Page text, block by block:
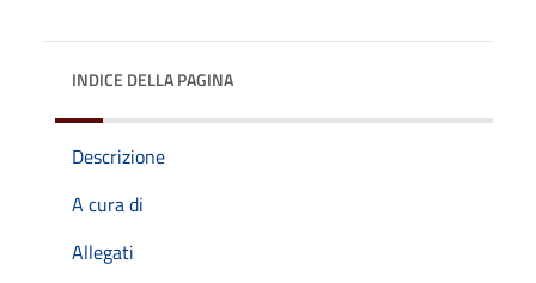
INDICE DELLA PAGINA
Descrizione
A cura di
Allegati